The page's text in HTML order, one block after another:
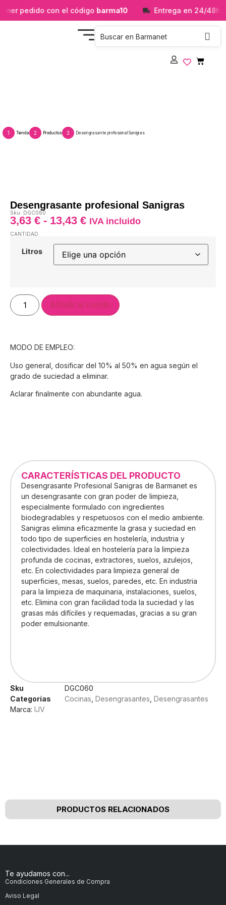
pedido con el códigobarma10 Entrega en 24/48h
1 Tienda 2 Productos 3 Desengrasante profesional Sanigras
Desengrasante profesional Sanigras
Sku: DGC060
3,63 € - 13,43 € IVA incluido
CANTIDAD
Litros
Añadir al carrito
MODO DE EMPLEO:
Uso general, dosificar del 10% al 50% en agua según el
grado de suciedad a eliminar.
Aclarar finalmente con abundante agua.
CARACTERÍSTICAS DEL PRODUCTO
Desengrasante Profesional Sanigras de Barmanet es
un desengrasante con gran poder de limpieza,
especialmente formulado con ingredientes
biodegradables y respetuosos con el medio ambiente.
Sanigras elimina eficazmente la grasa y suciedad en
todo tipo de superficies en hostelería, industria y
colectividades. Ideal en hostelería para la limpieza
profunda de cocinas, extractores, suelos, azulejos,
etc. En colectividades para limpieza general de
superficies, mesas, suelos, paredes, etc. En industria
para la limpieza de maquinaria, instalaciones, suelos,
etc. Elimina con gran facilidad toda la suciedad y las
grasas más difíciles y requemadas, gracias a su gran
poder emulsionante.
Sku
DGC060
Categorías
Cocinas Desengrasantes Desengrasantes
Marca: IJV
PRODUCTOS RELACIONADOS
Te ayudamos con...
Condiciones Generales de Compra
Aviso Legal